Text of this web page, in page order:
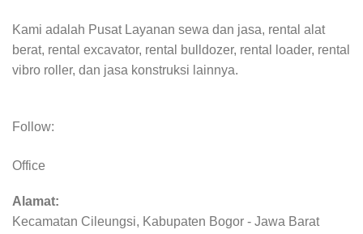
Kami adalah Pusat Layanan sewa dan jasa, rental alat
berat, rental excavator, rental bulldozer, rental loader, rental
vibro roller, dan jasa konstruksi lainnya.
Follow:
Office
Alamat:
Kecamatan Cileungsi, Kabupaten Bogor - Jawa Barat